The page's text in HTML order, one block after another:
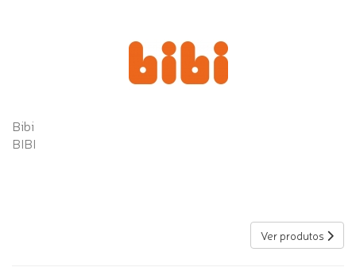
Bibi
BIBI
Ver produtos